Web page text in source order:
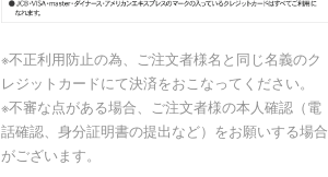
※不正利用防止の為、ご注文者様名と同じ名義のク
レジットカードにて決済をおこなってください。
※不審な点がある場合、ご注文者様の本人確認（電
話確認、身分証明書の提出など）をお願いする場合
がございます。